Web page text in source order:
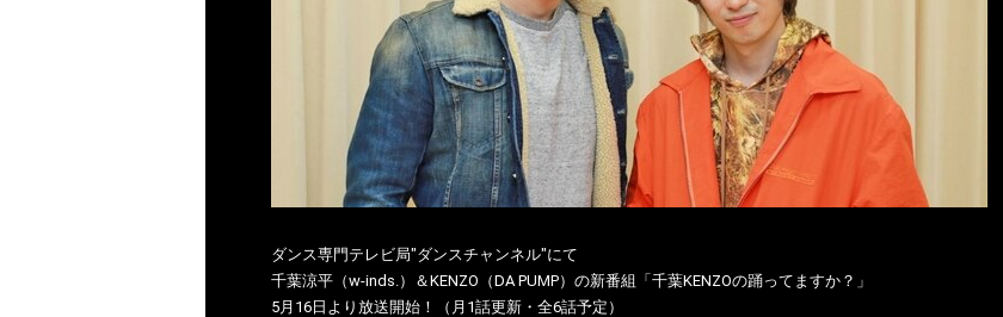
ダンス専門テレビ局"ダンスチャンネル"にて
千葉涼平（w-inds.）＆KENZO（DA PUMP）の新番組「千葉KENZOの踊ってますか？」
5月16日より放送開始！（月1話更新・全6話予定）